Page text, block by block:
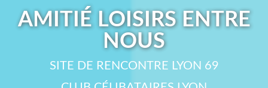
AMITIÉ LOISIRS ENTRE
NOUS
SITE DE RENCONTRE LYON 69